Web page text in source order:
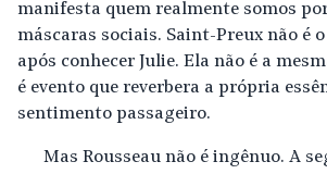
manifesta quem realmente somos
máscaras sociais. Saint-Preux não é
após conhecer Julie. Ela não é a
é evento que reverbera a própria
sentimento passageiro.
Mas Rousseau não é ingênuo. A